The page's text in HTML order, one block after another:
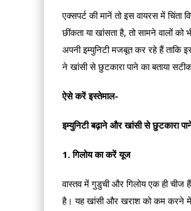
एक्सपर्ट की मानें तो इस वायरस में
छींकता या खांसता है, तो सामने वालों
अपनी इम्युनिटी मजबूत कर रहे हैं ताकि
ने खांसी से छुटकारा पाने का बताया
ऐसे करें इस्तेमाल-
इम्युनिटी बढ़ाने और खांसी से छुटकारा
1. गिलोय का करें यूज
वास्तव में गुडुची और गिलोय एक ही
है। यह खांसी और खराश को कम करने में